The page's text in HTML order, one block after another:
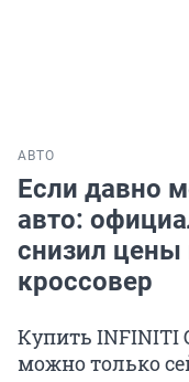
АВТО
Если давно
авто:
снизил
кроссовер
Купить INFINITI
можно только